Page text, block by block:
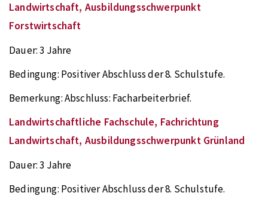
Landwirtschaft, Ausbildungsschwerpunkt
Forstwirtschaft
Dauer:3 Jahre
Bedingung: Positiver Abschluss der 8. Schulstufe.
Bemerkung:Abschluss: Facharbeiterbrief.
Landwirtschaftliche Fachschule, Fachrichtung
Landwirtschaft, Ausbildungsschwerpunkt Grünland
Dauer:3 Jahre
Bedingung: Positiver Abschluss der 8. Schulstufe.